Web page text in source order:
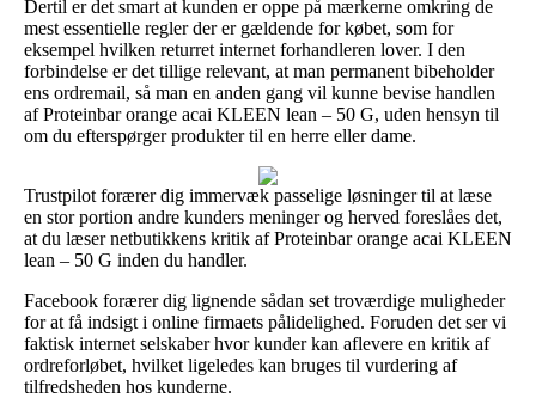
Dertil er det smart at kunden er oppe på mærkerne omkring de
mest essentielle regler der er gældende for købet, som for
eksempel hvilken returret internet forhandleren lover. I den
forbindelse er det tillige relevant, at man permanent bibeholder
ens ordremail, så man en anden gang vil kunne bevise handlen
af Proteinbar orange acai KLEEN lean – 50 G, uden hensyn til
om du efterspørger produkter til en herre eller dame.
Trustpilot forærer dig immervæk passelige løsninger til at læse
en stor portion andre kunders meninger og herved foreslåes det,
at du læser netbutikkens kritik af Proteinbar orange acai KLEEN
lean – 50 G inden du handler.
Facebook forærer dig lignende sådan set troværdige muligheder
for at få indsigt i online firmaets pålidelighed. Foruden det ser vi
faktisk internet selskaber hvor kunder kan aflevere en kritik af
ordreforløbet, hvilket ligeledes kan bruges til vurdering af
tilfredsheden hos kunderne.